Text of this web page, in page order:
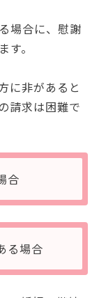
場合に、慰謝
。
に非があると
請求は困難で
合
る場合